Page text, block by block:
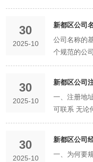
如「科技」
饮管理」等
过后，名称
公司设立登
筑公司的法
环节，需要
以定义公司
要点： 《公
的「宪法」
确记载公司
的身份证、
产证、租赁
段无固定时
个工作日内
「四川政务
主申报。此
线提交。 使
开办一窗通
名。 时间
章程： 需全
监事、经理
法定代表人
或董事会决
有房产：提
提供租赁协
（需出租方
称自主申报
登记申请书
写说明与样
30
2025-10
新都区公司
公司名称的
个规范的公
必须完整、
业所在地的
都”或“四川
符合更高的
是名称的核
的主要标志
范的汉字组
30
2025-10
新都区公司
一、注册地
可联系 无论
以下核心原
存在，而非
供合法的使
30
2025-10
新都区公司
一、为何要